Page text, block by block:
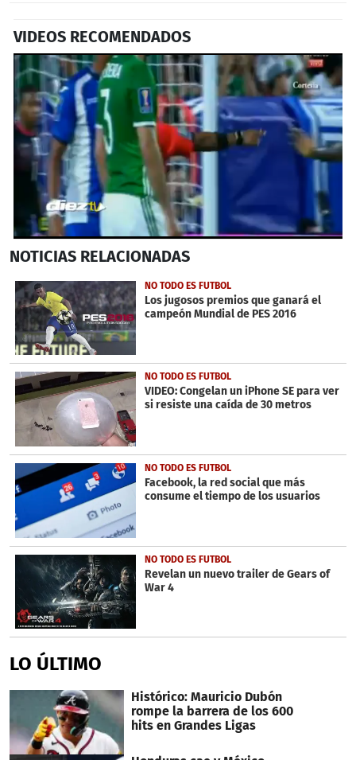
VIDEOS RECOMENDADOS
seconds
34
seconds
NOTICIAS RELACIONADAS
NO TODO ES FUTBOL
Los jugosos premios que ganará el
campeón Mundial de PES 2016
NO TODO ES FUTBOL
VIDEO: Congelan un iPhone SE para ver
si resiste una caída de 30 metros
NO TODO ES FUTBOL
Facebook, la red social que más
consume el tiempo de los usuarios
NO TODO ES FUTBOL
Revelan un nuevo trailer de Gears of
War 4
LO ÚLTIMO
Histórico: Mauricio Dubón
rompe la barrera de los 600
hits en Grandes Ligas